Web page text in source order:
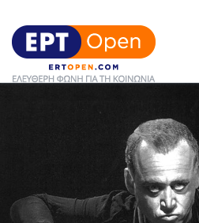
Ειδήσεις
Κοινωνία